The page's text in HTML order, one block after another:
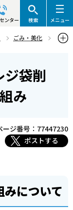
ンター 検索 メニュー
ごみ・美化
ジ袋削
み
ージ番号：77447230
ポストする
みについて